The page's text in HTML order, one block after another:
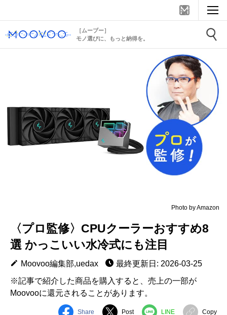
［ムーブー］
モノ選びに、もっと納得を。
Photo by Amazon
〈プロ監修〉CPUクーラーおすすめ8
選 かっこいい水冷式にも注目
Moovoo編集部,uedax
最終更新日: 2026-03-25
※記事で紹介した商品を購入すると、売上の一部が
Moovooに還元されることがあります。
Share Post LINE Copy